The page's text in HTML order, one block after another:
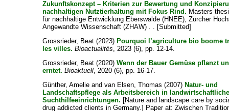
Zukunftskonzept – Kriterien zur Bewertung und
nachhaltigen Nutztierhaltung mit Fokus Rind. Masters
für nachhaltige Entwicklung Eberswalde (HNEE), Zürcher
Angewandte Wissenschaft (ZHAW) . . [Submitted]
Grossrieder, Beat (2023) Pourquoi l’agriculture bio boome
les villes. Bioactualités, 2023 (6), pp. 12-14.
Grossrieder, Beat (2020)Wenn der Bauer Gemüse pflanzt
erntet. Bioaktuell, 2020 (6), pp. 16-17.
Günther, Amelie andvan Elsen, Thomas (2007) Natur- und
Landschaftspflege als Arbeitsbereich in
Suchthilfeeinrichtungen. [Nature and landscape care by
drug addicted clients in Germany.] Paper at: Zwischen